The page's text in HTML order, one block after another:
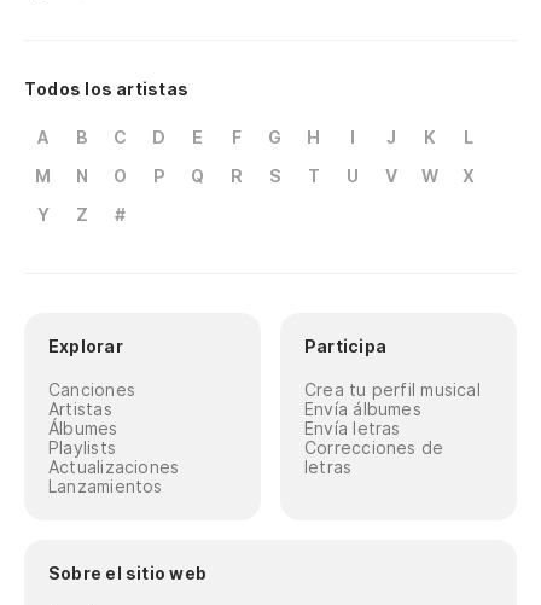
Todos los artistas
A B C D E F G H I J K
L
M
N O P Q R S T U V W
X
Y
Z #
Explorar
Canciones
Artistas
Álbumes
Playlists
Actualizaciones
Lanzamientos
Participa
Crea tu perfil musical
Envía álbumes
Envía letras
Correcciones de
letras
Sobre el sitio web